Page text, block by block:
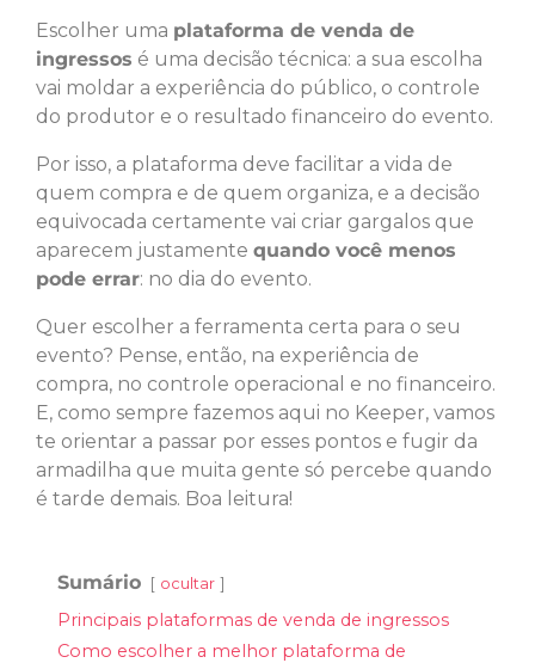
Escolher uma plataforma de venda de
ingressos é uma decisão técnica: a sua escolha
vai moldar a experiência do público, o controle
do produtor e o resultado financeiro do evento.
Por isso, a plataforma deve facilitar a vida de
quem compra e de quem organiza, e a decisão
equivocada certamente vai criar gargalos que
aparecem justamente quando você menos
pode errar: no dia do evento.
Quer escolher a ferramenta certa para o seu
evento? Pense, então, na experiência de
compra, no controle operacional e no financeiro.
E, como sempre fazemos aqui no Keeper, vamos
te orientar a passar por esses pontos e fugir da
armadilha que muita gente só percebe quando
é tarde demais. Boa leitura!
Sumário ocultar
Principais plataformas de venda de ingressos
Como escolher a melhor plataforma de